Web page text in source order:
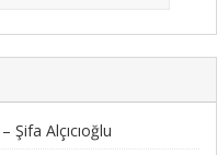
Şifa Alçıcıoğlu